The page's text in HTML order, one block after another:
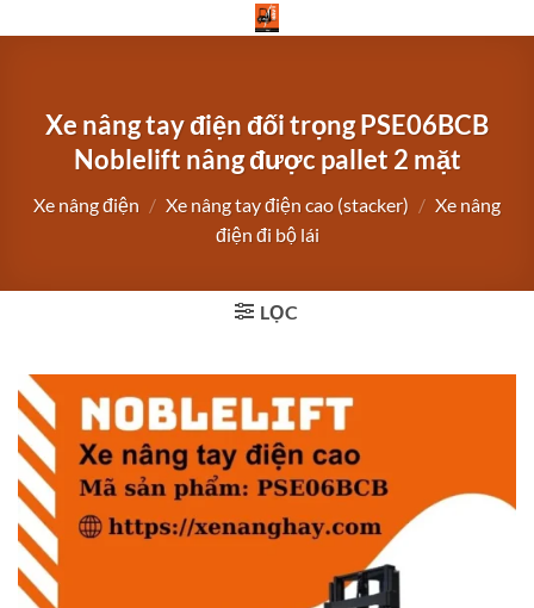
qua
Xe nâng tay điện đối trọng PSE06BCB
Noblelift nâng được pallet 2 mặt
Xe nâng điện / Xe nâng tay điện cao (stacker) / Xe nâng
điện đi bộ lái
LỌC